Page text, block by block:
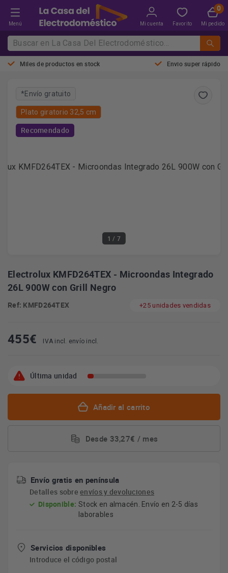
Menú Mi cuenta Favorito Mi pedido
Miles de productos en stock Envio super rápido
1 / 7
*Envío gratuito
Plato giratorio 32,5 cm
Recomendado
Electrolux KMFD264TEX - Microondas Integrado
26L 900W con Grill Negro
Ref: KMFD264TEX +25 unidades vendidas
455€ IVA incl. envío incl.
Última unidad
Añadir al carrito
Desde 33,27€ / mes
Envío gratis en península
Detalles sobreenvíos y devoluciones
Disponible: Stock en almacén. Envío en 2-5 días
laborables
Servicios disponibles
Introduce el código postal